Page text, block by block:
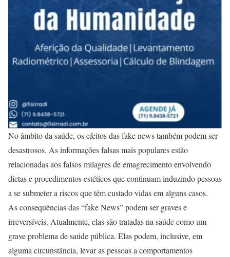
No âmbito da saúde, os efeitos das fake news também podem ser
desastrosos. As informações falsas mais populares estão
relacionadas aos falsos milagres de emagrecimento envolvendo
dietas e procedimentos estéticos que continuam induzindo pessoas
a se submeter a riscos que têm custado vidas em alguns casos.
As consequências das “fake News” podem ser graves e
irreversíveis. Atualmente, elas são tratadas na saúde como um
grave problema de saúde pública. Elas podem, inclusive, em
alguma circunstância, levar as pessoas a comportamentos